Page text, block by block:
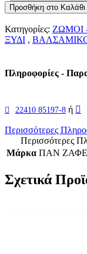
Προσθήκη στο Καλάθι
Κατηγορίες: ΖΩΜΟΙ
ΞΥΔΙ ,
Πληροφορίες -
22410 85197-8 ή
Περισσότερες
Περισσότερες
Μάρκα ΠΑΝ
Σχετικά